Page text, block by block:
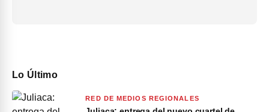
Lo Último
RED DE MEDIOS REGIONALES